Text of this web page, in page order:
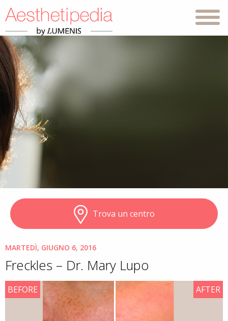
Trova un centro
MARTEDÌ, GIUGNO 6, 2016
Freckles – Dr. Mary Lupo
AFTER
BEFORE